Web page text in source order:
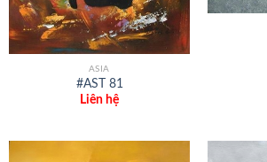
ASIA
#AST 81
Liên hệ